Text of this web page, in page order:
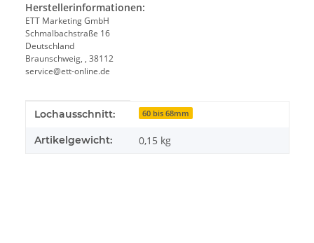
Herstellerinformationen:
ETT Marketing GmbH
Schmalbachstraße 16
Deutschland
Braunschweig, , 38112
service@ett-online.de
Produkteigenschaft
Wert
Lochausschnitt: 60 bis 68mm
Artikelgewicht: 0,15 kg